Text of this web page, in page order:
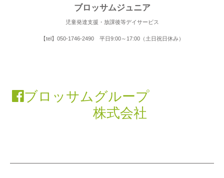
ブロッサムジュニア
児童発達支援・放課後等デイサービス
【tel】050-1746-2490 平日9:00～17:00（土日祝日休み）
ブロッサムグループ
株式会社